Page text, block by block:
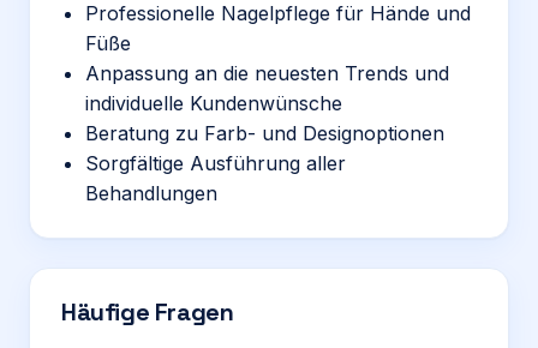
Professionelle Nagelpflege für Hände und
Füße
Anpassung an die neuesten Trends und
individuelle Kundenwünsche
Beratung zu Farb- und Designoptionen
Sorgfältige Ausführung aller
Behandlungen
Häufige Fragen